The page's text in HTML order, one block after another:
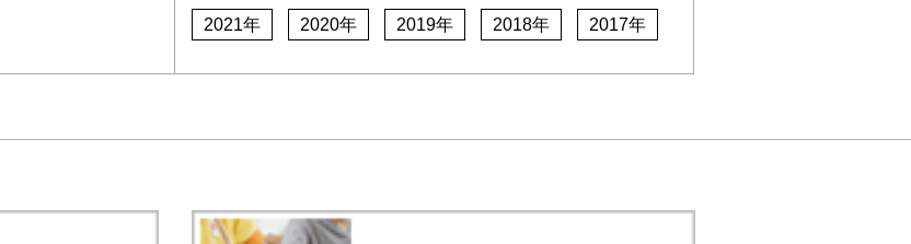
2021年 2020年 2019年 2018年 2017年